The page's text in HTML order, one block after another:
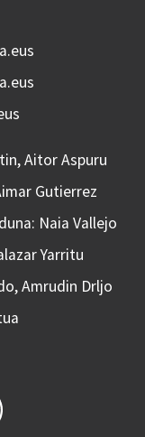
Aitor Aspuru
Gutierrez
Naia Vallejo
Yarritu
Amrudin Drljo